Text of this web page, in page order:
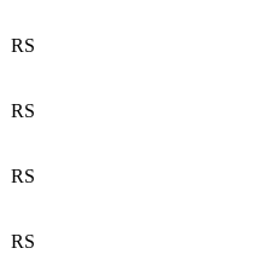
RS
RS
RS
RS